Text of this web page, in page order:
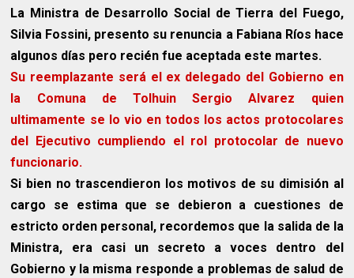
La Ministra de Desarrollo Social de Tierra del Fuego,
Silvia Fossini, presento su renuncia a Fabiana Ríos hace
algunos días pero recién fue aceptada este martes.
Su reemplazante será el ex delegado del Gobierno en
la Comuna de Tolhuin Sergio Alvarez quien
ultimamente se lo vio en todos los actos protocolares
del Ejecutivo cumpliendo el rol protocolar de nuevo
funcionario.
Si bien no trascendieron los motivos de su dimisión al
cargo se estima que se debieron a cuestiones de
estricto orden personal, recordemos que la salida de la
Ministra, era casi un secreto a voces dentro del
Gobierno y la misma responde a problemas de salud de